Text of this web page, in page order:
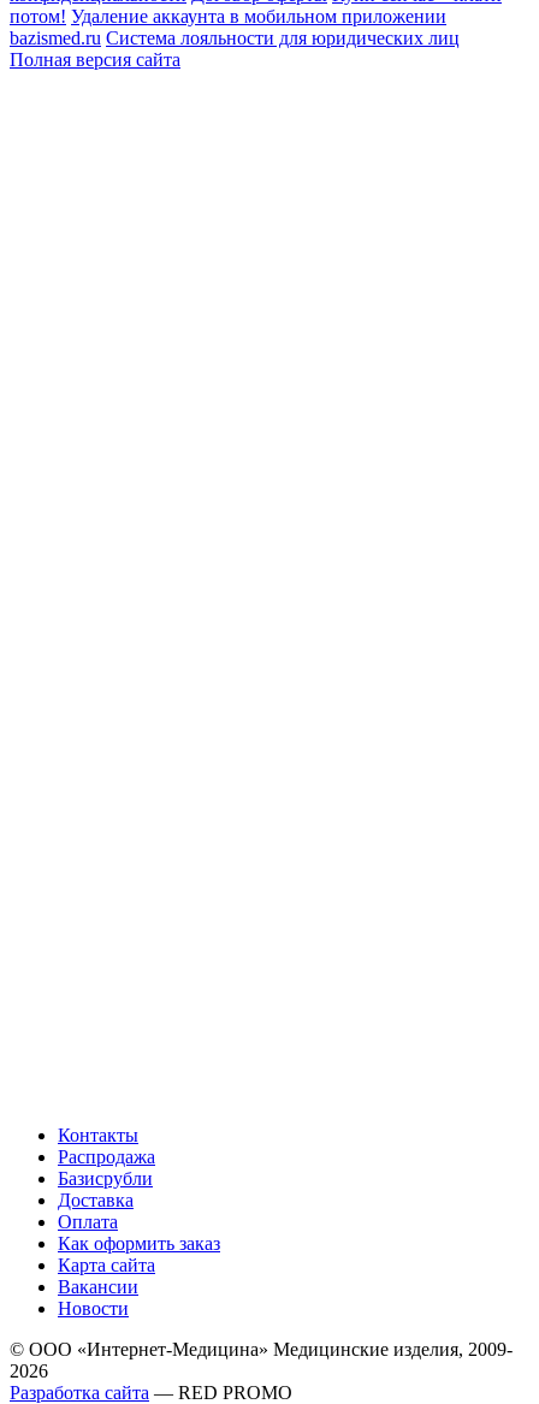
потом! Удаление аккаунта в мобильном приложении
bazismed.ru Система лояльности для юридических лиц
Полная версия сайта
Контакты
Распродажа
Базисрубли
Доставка
Оплата
Как оформить заказ
Карта сайта
Вакансии
Новости
© ООО «Интернет-Медицина» Медицинские изделия, 2009-
2026
Разработка сайта — RED PROMO